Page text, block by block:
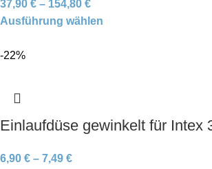
37,90 € – 154,80 €
Ausführung wählen
-22%
Einlaufdüse gewinkelt für Intex
6,90 € – 7,49 €